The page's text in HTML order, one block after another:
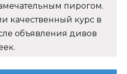
пирогом.
качественный курс в
объявления дивов